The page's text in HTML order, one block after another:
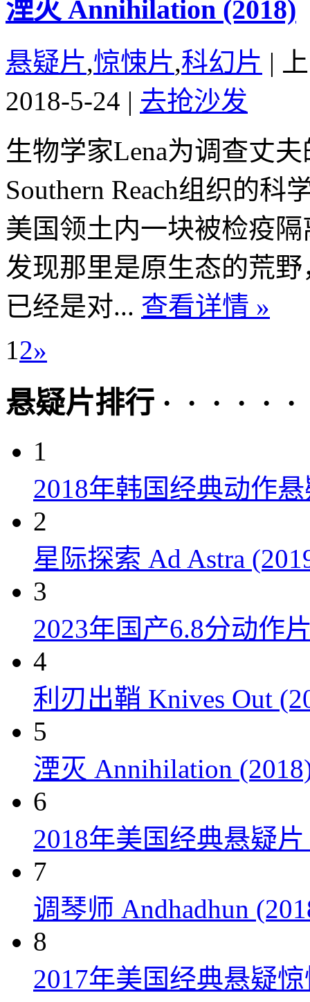
湮灭 Annihilation (2018)
悬疑片,惊悚片,科幻片 |
2018-5-24 | 去抢沙发
生物学家Lena为调查丈
Southern Reach组织的
美国领土内一块被检疫
发现那里是原生态的荒
已经是对... 查看详情 »
1 2»
悬疑片排行 · · · · · ·
1
2018年韩国经典动作
2
星际探索 Ad Astra
3
2023年国产6.8分动作
4
利刃出鞘 Knives Out
5
湮灭 Annihilation
6
2018年美国经典悬疑
7
调琴师 Andhadhun
8
2017年美国经典悬疑